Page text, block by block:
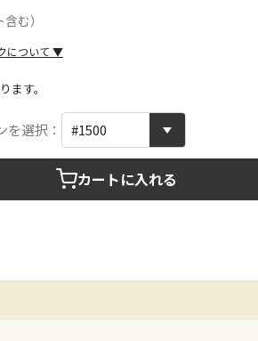
む）
について ▼
を選択できる商品です
できる商品です（宅配便でのお届けができませ
お届けする商品です
ます。
選択：
カートに入れる